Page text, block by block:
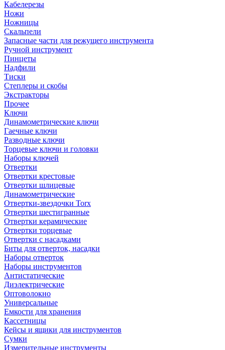
Кабелерезы
Ножи
Ножницы
Скальпели
Запасные части для режущего инструмента
Ручной инструмент
Пинцеты
Надфили
Тиски
Степлеры и скобы
Экстракторы
Прочее
Ключи
Динамометрические ключи
Гаечные ключи
Разводные ключи
Торцевые ключи и головки
Наборы ключей
Отвертки
Отвертки крестовые
Отвертки шлицевые
Динамометрические
Отвертки-звездочки Torx
Отвертки шестигранные
Отвертки керамические
Отвертки торцевые
Отвертки с насадками
Биты для отверток, насадки
Наборы отверток
Наборы инструментов
Антистатические
Диэлектрические
Оптоволокно
Универсальные
Емкости для хранения
Кассетницы
Кейсы и ящики для инструментов
Сумки
Измерительные инструменты